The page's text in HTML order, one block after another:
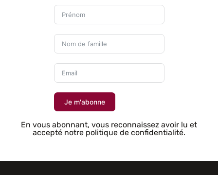
Je m'abonne
En vous abonnant, vous reconnaissez avoir lu et
accepté notre politique de confidentialité.